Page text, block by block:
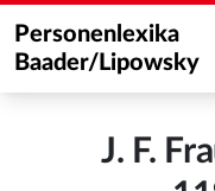
Personenlexika
Baader/Lipowsky
J. F.